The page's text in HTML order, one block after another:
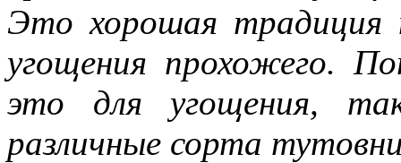
Это хорошая традиция
угощения прохожего.
это для угощения,
различные сорта